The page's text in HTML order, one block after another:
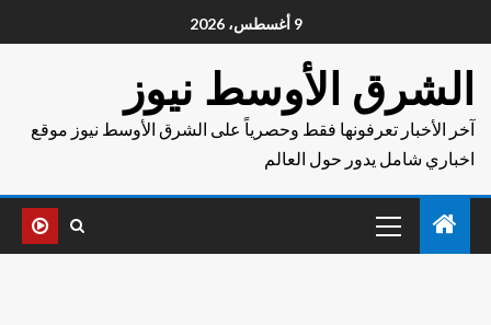
9 أغسطس، 2026
الشرق الأوسط نيوز
آخر الأخبار تعرفونها فقط وحصرياً على الشرق الأوسط نيوز موقع
اخباري شامل يدور حول العالم